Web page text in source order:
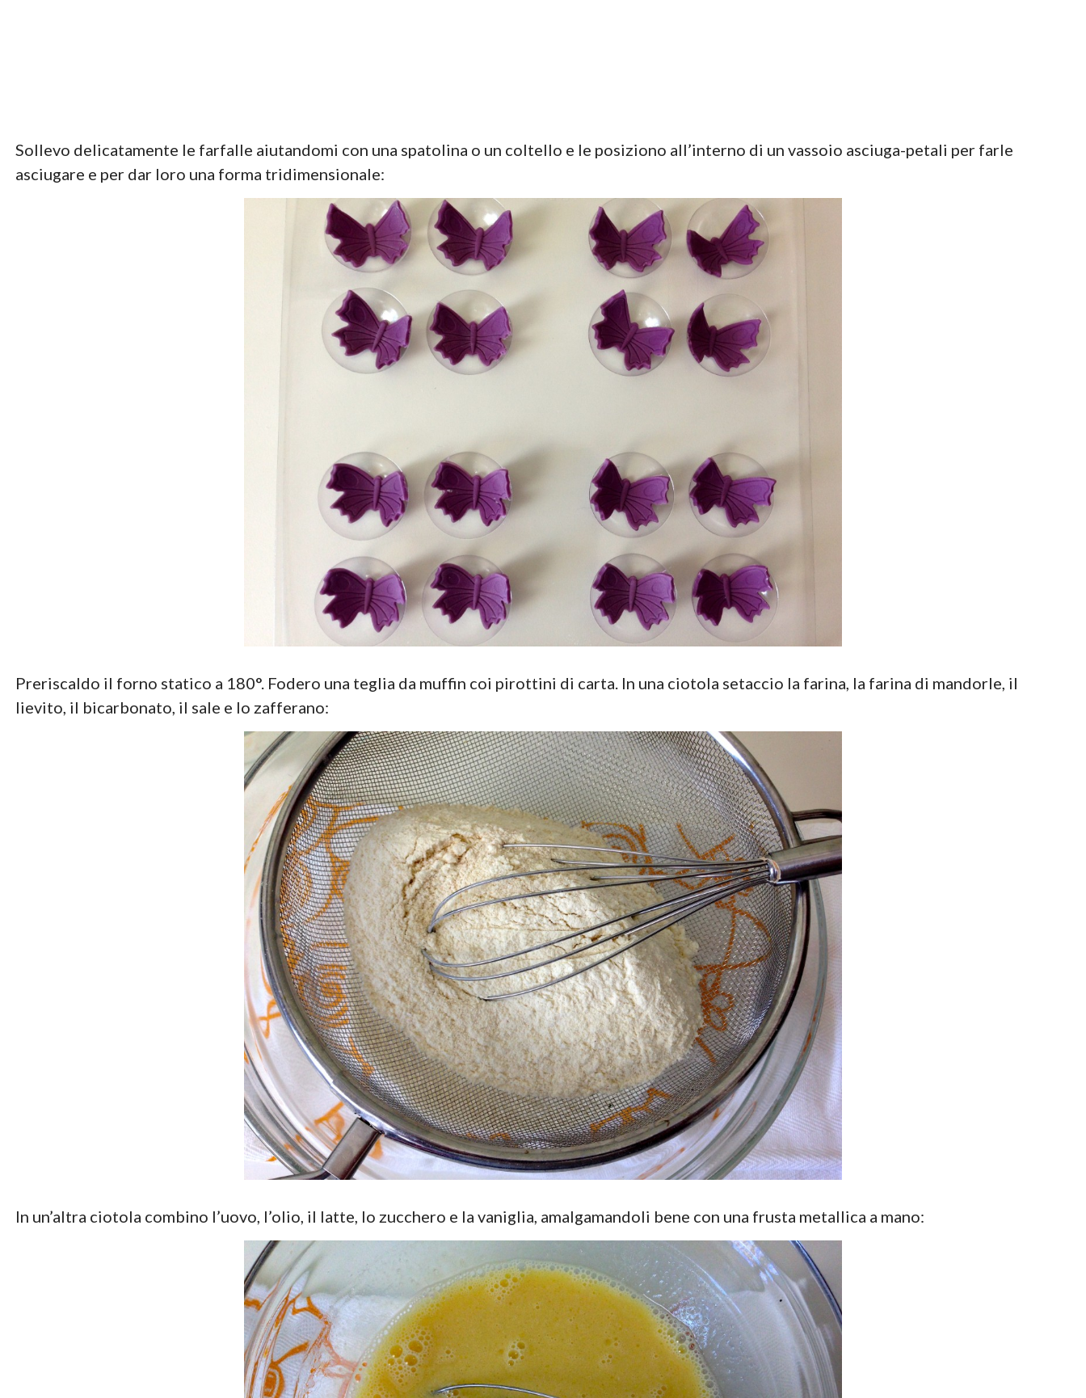
Sollevo delicatamente le farfalle aiutandomi con una spatolina o un coltello e le posiziono all’interno di un vassoio asciuga-petali per farle
asciugare e per dar loro una forma tridimensionale:
Preriscaldo il forno statico a 180°. Fodero una teglia da muffin coi pirottini di carta. In una ciotola setaccio la farina, la farina di mandorle, il
lievito, il bicarbonato, il sale e lo zafferano:
In un’altra ciotola combino l’uovo, l’olio, il latte, lo zucchero e la vaniglia, amalgamandoli bene con una frusta metallica a mano: